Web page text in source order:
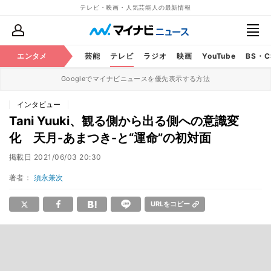
テレビ・映画・人気芸能人の最新情報
エンタメ 芸能 テレビ ラジオ 映画 YouTube BS・
Googleでマイナビニュースを優先表示する方法
インタビュー
Tani Yuuki、観る側から出る側への意識変
化 天月-あまつき-と“運命”の初対面
掲載日 2021/06/03 20:30
著者： 須永兼次
URLをコピー